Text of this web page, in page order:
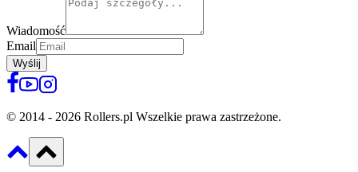
Wiadomość
Email
Wyślij
© 2014 - 2026 Rollers.pl Wszelkie prawa zastrzeżone.